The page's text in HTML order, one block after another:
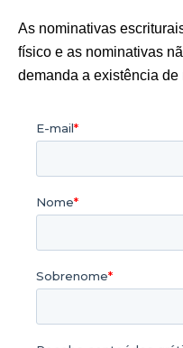
As nominativas
físico e as nominativas
demanda a existência de